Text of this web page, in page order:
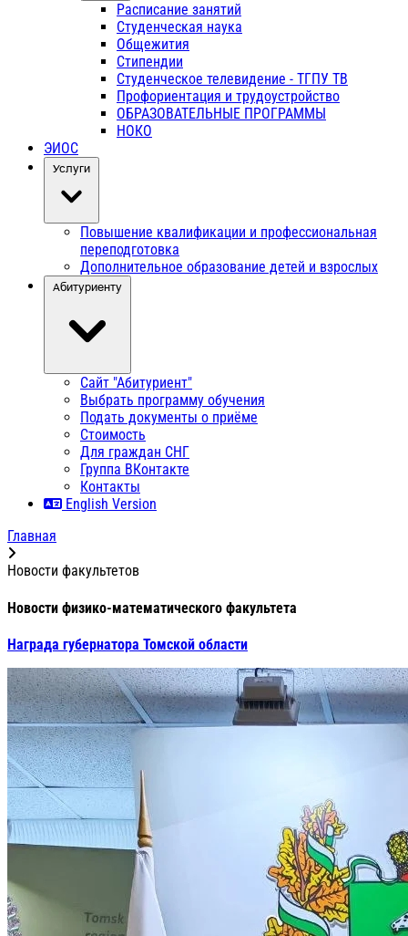
Расписание занятий
Студенческая наука
Общежития
Стипендии
Студенческое телевидение - ТГПУ ТВ
Профориентация и трудоустройство
ОБРАЗОВАТЕЛЬНЫЕ ПРОГРАММЫ
НОКО
ЭИОС
Услуги
Повышение квалификации и профессиональная
переподготовка
Дополнительное образование детей и взрослых
Абитуриенту
Сайт "Абитуриент"
Выбрать программу обучения
Подать документы о приёме
Стоимость
Для граждан СНГ
Группа ВКонтакте
Контакты
English Version
Главная
Новости факультетов
Новости физико-математического факультета
Награда губернатора Томской области